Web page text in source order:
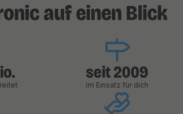
auf einen Blick
seit 2009
im Einsatz für dich